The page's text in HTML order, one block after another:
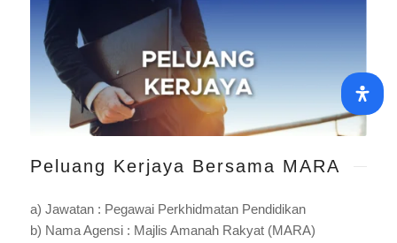
Peluang Kerjaya Bersama MARA
a) Jawatan : Pegawai Perkhidmatan Pendidikan
b) Nama Agensi : Majlis Amanah Rakyat (MARA)